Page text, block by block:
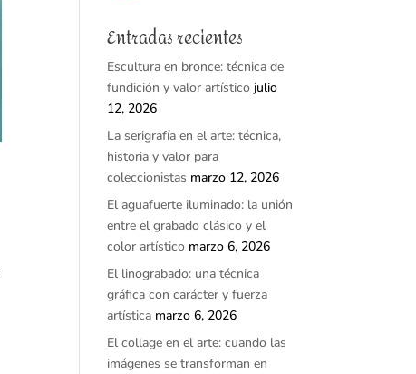
Entradas recientes
Escultura en bronce: técnica de
fundición y valor artístico julio
12, 2026
La serigrafía en el arte: técnica,
historia y valor para
coleccionistas marzo 12, 2026
El aguafuerte iluminado: la unión
entre el grabado clásico y el
color artístico marzo 6, 2026
El linograbado: una técnica
gráfica con carácter y fuerza
artística marzo 6, 2026
El collage en el arte: cuando las
imágenes se transforman en